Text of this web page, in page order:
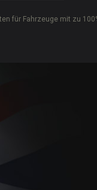
für Fahrzeuge mit zu